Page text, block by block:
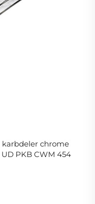
chrome
PKB CWM 454